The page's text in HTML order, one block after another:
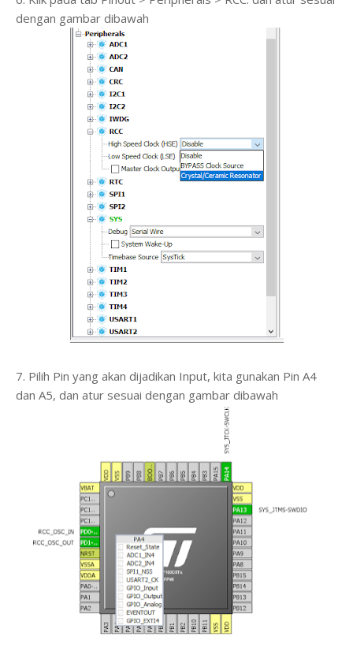
dengan gambar dibawah
7. Pilih Pin yang akan dijadikan Input, kita gunakan Pin A4
dan A5, dan atur sesuai dengan gambar dibawah